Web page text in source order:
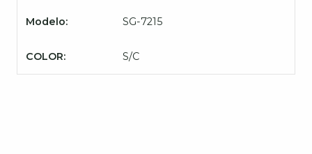
Modelo: SG-7215
COLOR: S/C